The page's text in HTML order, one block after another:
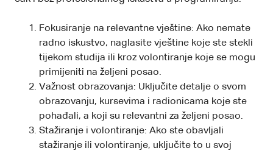
Fokusiranje na relevantne vještine: Ako nemate
radno iskustvo, naglasite vještine koje ste stekli
tijekom studija ili kroz volontiranje koje se mogu
primijeniti na željeni posao.
Važnost obrazovanja: Uključite detalje o svom
obrazovanju, kursevima i radionicama koje ste
pohađali, a koji su relevantni za željeni posao.
Stažiranje i volontiranje: Ako ste obavljali
stažiranje ili volontiranje, uključite to u svoj